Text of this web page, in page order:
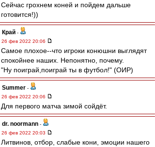
Сейчас грохнем коней и пойдем дальше
готовится!))
Край -
26 фев 2022 20:06
Самое плохое--что игроки конюшни выглядят
спокойнее наших. Непонятно, почему.
"Ну поиграй,поиграй ты в футбол!" (ОИР)
Summer -
26 фев 2022 20:06
Для первого матча зимой сойдёт.
dr. noormann -
26 фев 2022 20:03
Литвинов, отбор, слабые кони, эмоции нашего